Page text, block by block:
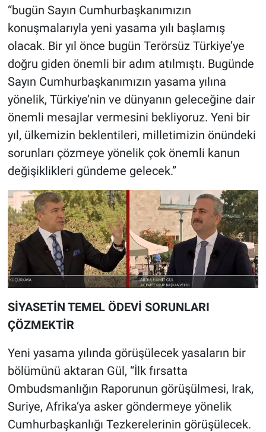
“bugün Sayın Cumhurbaşkanımızın
konuşmalarıyla yeni yasama yılı başlamış
olacak. Bir yıl önce bugün Terörsüz Türkiye’ye
doğru giden önemli bir adım atılmıştı. Bugünde
Sayın Cumhurbaşkanımızın yasama yılına
yönelik, Türkiye’nin ve dünyanın geleceğine dair
önemli mesajlar vermesini bekliyoruz. Yeni bir
yıl, ülkemizin beklentileri, milletimizin önündeki
sorunları çözmeye yönelik çok önemli kanun
değişiklikleri gündeme gelecek.”
SİYASETİN TEMEL ÖDEVİ SORUNLARI
ÇÖZMEKTİR
Yeni yasama yılında görüşülecek yasaların bir
bölümünü aktaran Gül, “İlk fırsatta
Ombudsmanlığın Raporunun görüşülmesi, Irak,
Suriye, Afrika’ya asker göndermeye yönelik
Cumhurbaşkanlığı Tezkerelerinin görüşülecek.